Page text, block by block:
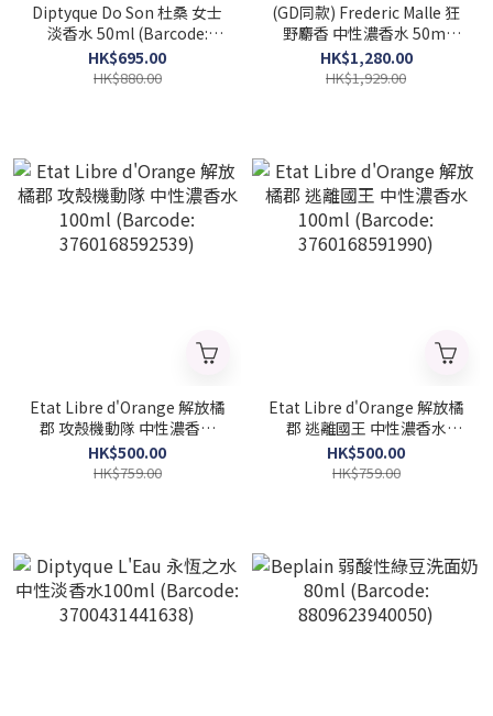
Diptyque Do Son 杜桑 女士
淡香水 50ml (Barcode:
3700431425638)
HK$695.00
HK$880.00
(GD同款) Frederic Malle 狂
野麝香 中性濃香水 50ml
(Barcode: 3700135012387)
HK$1,280.00
HK$1,929.00
Etat Libre d'Orange 解放橘
郡 攻殼機動隊 中性濃香水
100ml (Barcode:
3760168592539)
HK$500.00
HK$759.00
Etat Libre d'Orange 解放橘
郡 逃離國王 中性濃香水
100ml (Barcode:
3760168591990)
HK$500.00
HK$759.00